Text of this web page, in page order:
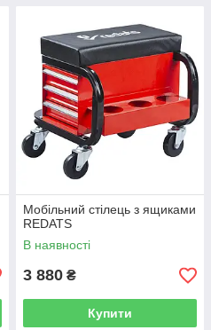
Мобільний стілець з ящиками
REDATS
В наявності
3 880 ₴
Купити